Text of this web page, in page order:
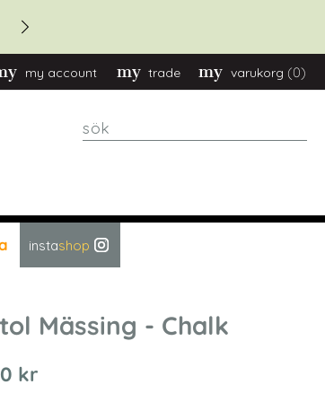
my account trade varukorg (0)
sök
instashop
Mässing - Chalk
kr